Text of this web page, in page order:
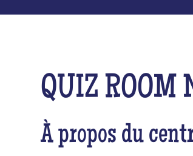
QUIZ ROOM
À propos du